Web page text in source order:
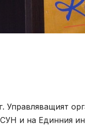
Управляващият
и на Единния